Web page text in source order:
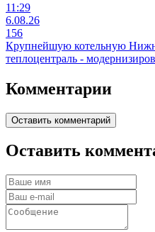
11:29
6.08.26
156
Крупнейшую котельную
теплоцентраль -
Комментарии
Оставить комментарий
Оставить